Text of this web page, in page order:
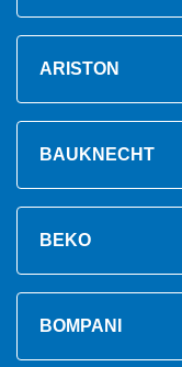
ARISTON
BAUKNECHT
BEKO
BOMPANI